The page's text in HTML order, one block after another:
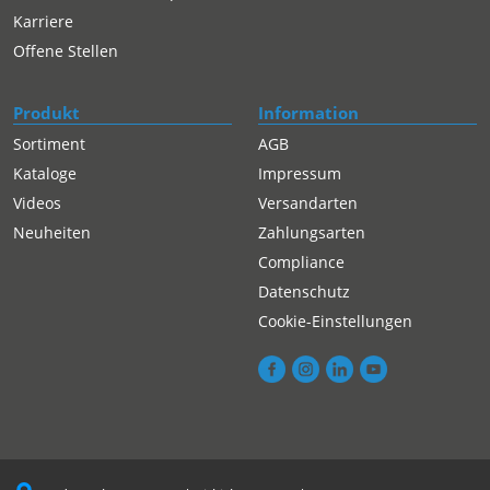
Karriere
Offene Stellen
Produkt
Sortiment
Kataloge
Videos
Neuheiten
Information
AGB
Impressum
Versandarten
Zahlungsarten
Compliance
Datenschutz
Cookie-Einstellungen